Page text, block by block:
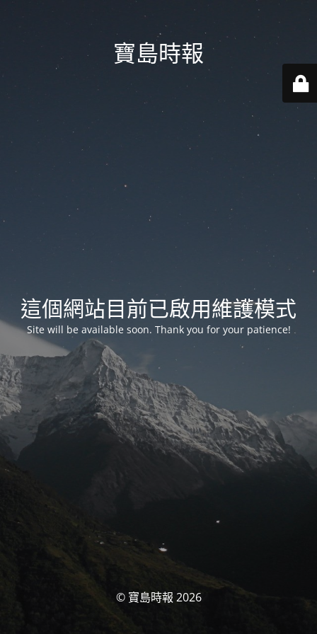
寶島時報
這個網站目前已啟用維護模式
Site will be available soon. Thank you for your patience!
© 寶島時報 2026